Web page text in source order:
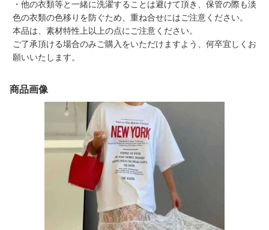
・他の衣類等と一緒に洗濯することは避けて頂き、保管の際も淡
色の衣類の色移りを防ぐため、重ね合せにはご注意ください。
本品は、素材特性上以上の点にご注意ください。
ご了承頂ける場合のみご購入をいただけますよう、何卒宜しくお
願いいたします。
商品画像